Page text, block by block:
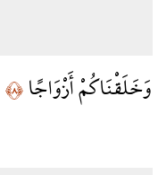
وَخَلَقْنَاكُمْ أَزْوَاجًا﴿٨﴾